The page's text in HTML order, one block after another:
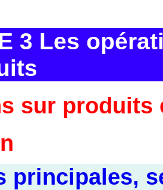
3 Les
sur produits
principales,